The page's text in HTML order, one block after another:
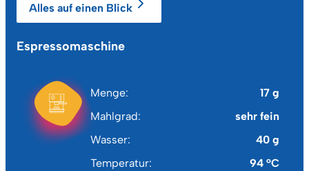
Alles auf einen Blick
Espressomaschine
Menge
17 g
Mahlgrad
sehr fein
Wasser
40 g
Temperatur
94 °C